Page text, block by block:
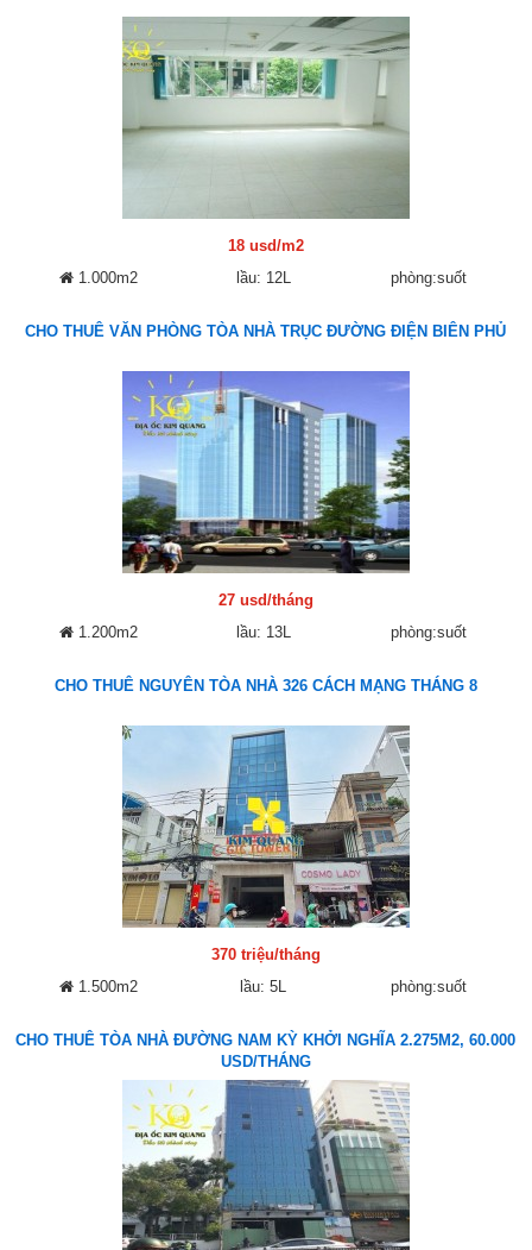
18 usd/m2
1.000m2
lầu: 12L phòng:suốt
CHO THUÊ VĂN PHÒNG TÒA NHÀ TRỤC ĐƯỜNG ĐIỆN BIÊN PHỦ
27 usd/tháng
1.200m2
lầu: 13L phòng:suốt
CHO THUÊ NGUYÊN TÒA NHÀ 326 CÁCH MẠNG THÁNG 8
370 triệu/tháng
1.500m2
lầu: 5L phòng:suốt
CHO THUÊ TÒA NHÀ ĐƯỜNG NAM KỲ KHỞI NGHĨA 2.275M2, 60.000
USD/THÁNG